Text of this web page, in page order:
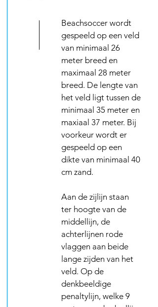
Beachsoccer wordt
gespeeld op een veld
van minimaal 26
meter breed en
maximaal 28 meter
breed. De lengte van
het veld ligt tussen de
minimaal 35 meter en
maxiaal 37 meter. Bij
voorkeur wordt er
gespeeld op een
dikte van minimaal 40
cm zand.
Aan de zijlijn staan
ter hoogte van de
middellijn, de
achterlijnen rode
vlaggen aan beide
lange zijden van het
veld. Op de
denkbeeldige
penaltylijn, welke 9